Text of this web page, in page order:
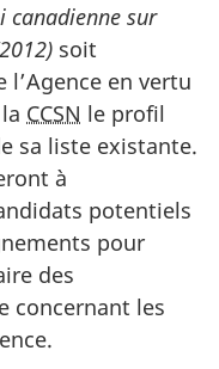
canadienne sur
soit
en vertu
CCSN le profil
sa liste existante.
à
potentiels
pour
des
concernant les